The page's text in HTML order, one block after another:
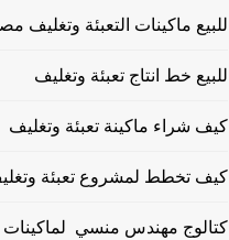
للبيع ماكينات التعبئة وتغليف
للبيع خط انتاج تعبئة وتغليف
كيف شراء ماكينة تعبئة وتغليف
كيف تخطط لمشروع تعبئة
كتالوج مهندس منسي لماكينات